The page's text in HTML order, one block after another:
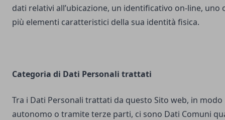
dati relativi all’ubicazione, un identificativo on-line, uno
più elementi caratteristici della sua identità fisica.
Categoria di Dati Personali trattati
Tra i Dati Personali trattati da questo Sito web, in modo
autonomo o tramite terze parti, ci sono Dati Comuni